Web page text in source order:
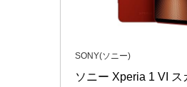
SONY(ソニー)
ソニー Xperia 1 VI ス